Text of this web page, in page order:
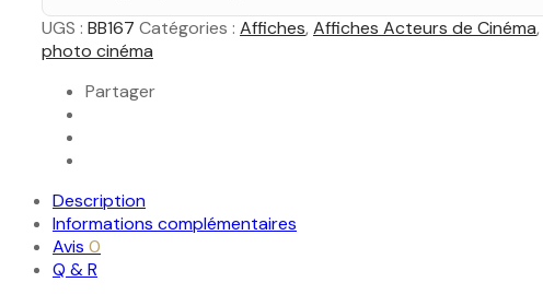
UGS : BB167 Catégories : Affiches, Affiches Acteurs de Cinéma,
photo cinéma
Partager
Description
Informations complémentaires
Avis 0
Q & R